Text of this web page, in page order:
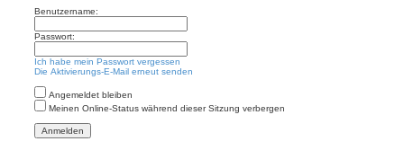
Benutzername:
Passwort:
Ich habe mein Passwort vergessen
Die Aktivierungs-E-Mail erneut senden
Angemeldet bleiben
Meinen Online-Status während dieser Sitzung verbergen